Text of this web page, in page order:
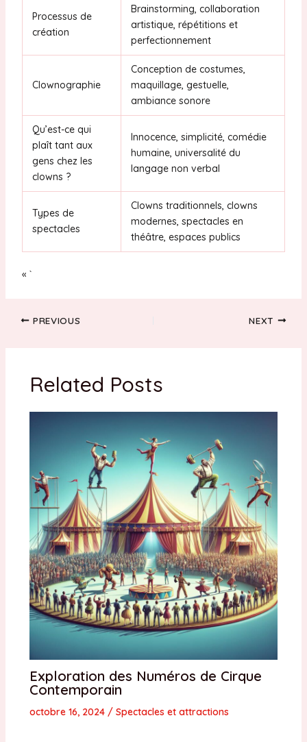
Processus de
création
Brainstorming, collaboration
artistique, répétitions et
perfectionnement
Clownographie
Conception de costumes,
maquillage, gestuelle,
ambiance sonore
Qu’est-ce qui
plaît tant aux
gens chez les
clowns ?
Innocence, simplicité, comédie
humaine, universalité du
langage non verbal
Types de
spectacles
Clowns traditionnels, clowns
modernes, spectacles en
théâtre, espaces publics
« `
Post
PREVIOUS NEXT
Related Posts
Exploration des Numéros de Cirque
Contemporain
octobre 16, 2024 / Spectacles et attractions